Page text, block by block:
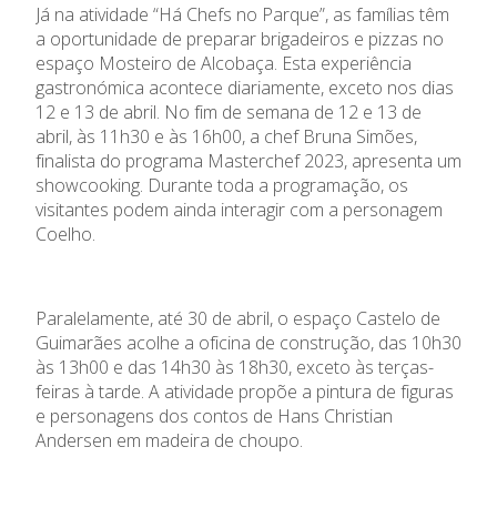
Já na atividade “Há Chefs no Parque”, as famílias têm
a oportunidade de preparar brigadeiros e pizzas no
espaço Mosteiro de Alcobaça. Esta experiência
gastronómica acontece diariamente, exceto nos dias
12 e 13 de abril. No fim de semana de 12 e 13 de
abril, às 11h30 e às 16h00, a chef Bruna Simões,
finalista do programa Masterchef 2023, apresenta um
showcooking. Durante toda a programação, os
visitantes podem ainda interagir com a personagem
Coelho.
Paralelamente, até 30 de abril, o espaço Castelo de
Guimarães acolhe a oficina de construção, das 10h30
às 13h00 e das 14h30 às 18h30, exceto às terças-
feiras à tarde. A atividade propõe a pintura de figuras
e personagens dos contos de Hans Christian
Andersen em madeira de choupo.